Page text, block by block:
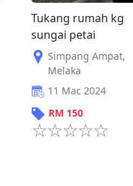
Tukang rumah kg
sungai petai
Simpang Ampat,
Melaka
11 Mac 2024
RM 150